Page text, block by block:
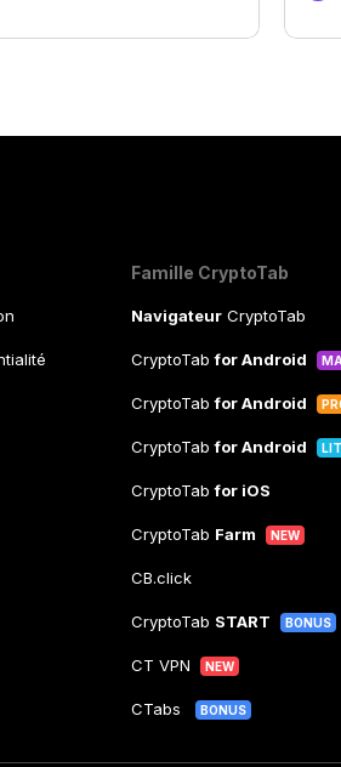
Famille CryptoTab
NavigateurCryptoTab
CryptoTabfor Android
CryptoTabfor Android
CryptoTabfor Android
CryptoTabfor iOS
CryptoTab Farm NEW
CB.click
CryptoTab START BONUS
CT VPN NEW
CTabs BONUS